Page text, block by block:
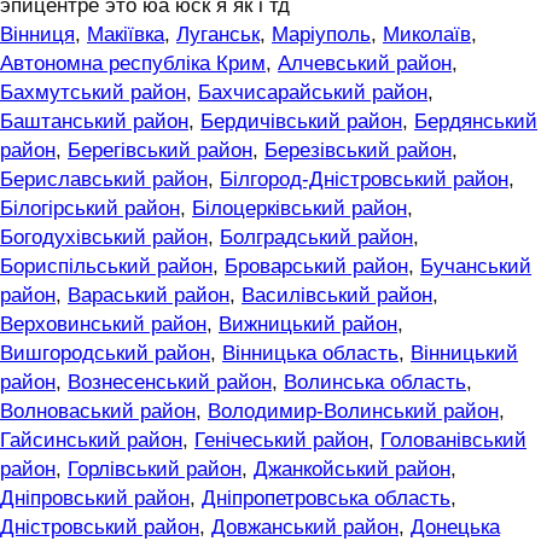
эпицентре это юа юск я як і тд
Вінниця, Макіївка, Луганськ, Маріуполь, Миколаїв,
Автономна республіка Крим, Алчевський район,
Бахмутський район, Бахчисарайський район,
Баштанський район, Бердичівський район, Бердянський
район, Берегівський район, Березівський район,
Бериславський район, Білгород-Дністровський район,
Білогірський район, Білоцерківський район,
Богодухівський район, Болградський район,
Бориспільський район, Броварський район, Бучанський
район, Вараський район, Василівський район,
Верховинський район, Вижницький район,
Вишгородський район, Вінницька область, Вінницький
район, Вознесенський район, Волинська область,
Волноваський район, Володимир-Волинський район,
Гайсинський район, Генічеський район, Голованівський
район, Горлівський район, Джанкойський район,
Дніпровський район, Дніпропетровська область,
Дністровський район, Довжанський район, Донецька